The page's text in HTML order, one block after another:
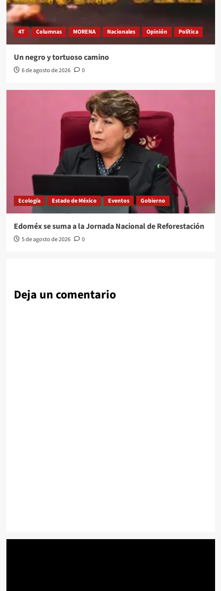
4T Columnas MORENA Nacionales Opinión Política
Un negro y tortuoso camino
6 de agosto de 2026 0
Ecología Estado de México Eventos Gobierno
Edoméx se suma a la Jornada Nacional de Reforestación
5 de agosto de 2026 0
Deja un comentario